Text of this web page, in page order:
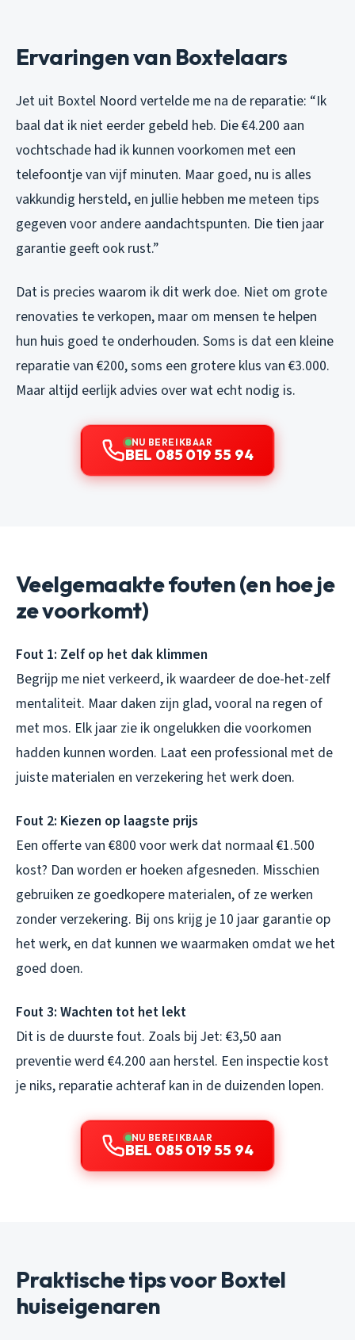
Ervaringen van Boxtelaars
Jet uit Boxtel Noord vertelde me na de reparatie: “Ik
baal dat ik niet eerder gebeld heb. Die €4.200 aan
vochtschade had ik kunnen voorkomen met een
telefoontje van vijf minuten. Maar goed, nu is alles
vakkundig hersteld, en jullie hebben me meteen tips
gegeven voor andere aandachtspunten. Die tien jaar
garantie geeft ook rust.”
Dat is precies waarom ik dit werk doe. Niet om grote
renovaties te verkopen, maar om mensen te helpen
hun huis goed te onderhouden. Soms is dat een kleine
reparatie van €200, soms een grotere klus van €3.000.
Maar altijd eerlijk advies over wat echt nodig is.
NU BEREIKBAAR
BEL 085 019 55 94
Veelgemaakte fouten (en hoe je
ze voorkomt)
Fout 1: Zelf op het dak klimmen
Begrijp me niet verkeerd, ik waardeer de doe-het-zelf
mentaliteit. Maar daken zijn glad, vooral na regen of
met mos. Elk jaar zie ik ongelukken die voorkomen
hadden kunnen worden. Laat een professional met de
juiste materialen en verzekering het werk doen.
Fout 2: Kiezen op laagste prijs
Een offerte van €800 voor werk dat normaal €1.500
kost? Dan worden er hoeken afgesneden. Misschien
gebruiken ze goedkopere materialen, of ze werken
zonder verzekering. Bij ons krijg je 10 jaar garantie op
het werk, en dat kunnen we waarmaken omdat we het
goed doen.
Fout 3: Wachten tot het lekt
Dit is de duurste fout. Zoals bij Jet: €3,50 aan
preventie werd €4.200 aan herstel. Een inspectie kost
je niks, reparatie achteraf kan in de duizenden lopen.
NU BEREIKBAAR
BEL 085 019 55 94
Praktische tips voor Boxtel
huiseigenaren